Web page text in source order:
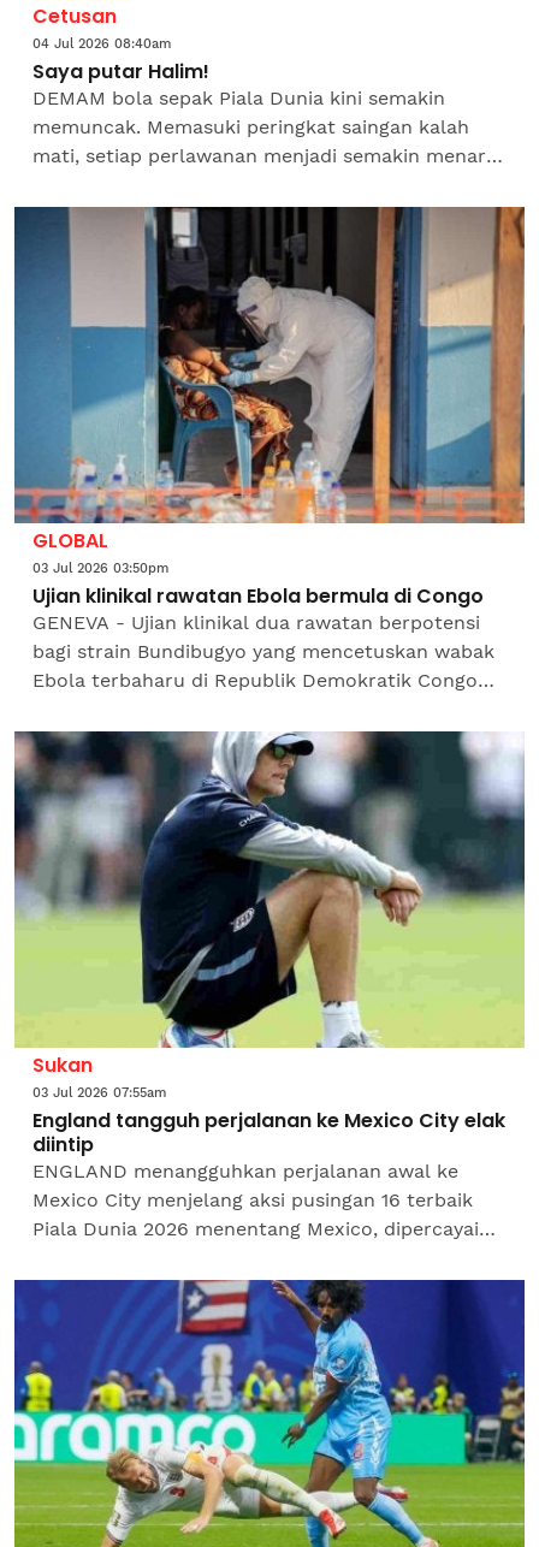
Cetusan
04 Jul 2026 08:40am
Saya putar Halim!
DEMAM bola sepak Piala Dunia kini semakin
memuncak. Memasuki peringkat saingan kalah
mati, setiap perlawanan menjadi semakin menarik
pasukan Jepun...
GLOBAL
03 Jul 2026 03:50pm
Ujian klinikal rawatan Ebola bermula di Congo
GENEVA - Ujian klinikal dua rawatan berpotensi
bagi strain Bundibugyo yang mencetuskan wabak
Ebola terbaharu di Republik Demokratik Congo
Kesihatan Sedunia (WHO)...
Sukan
03 Jul 2026 07:55am
England tangguh perjalanan ke Mexico City elak
diintip
ENGLAND menangguhkan perjalanan awal ke
Mexico City menjelang aksi pusingan 16 terbaik
Piala Dunia 2026 menentang Mexico, dipercayai
diintip pihak...